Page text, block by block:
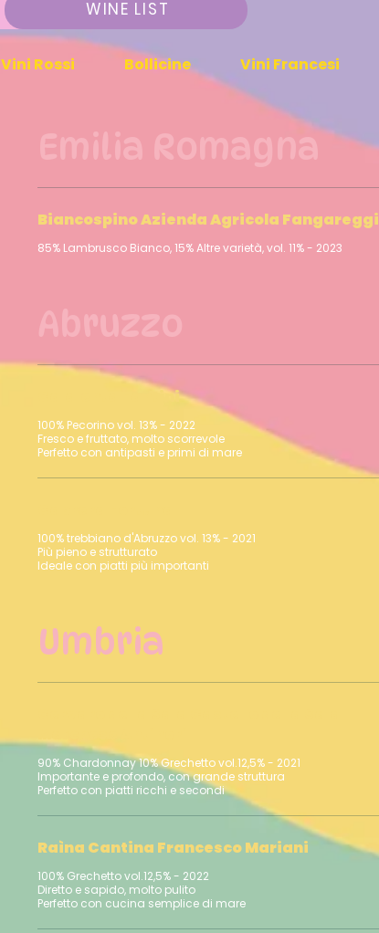
Vini Rossi Bollicine Vini Francesi
Emilia Romagna
Biancospino Azienda Agricola Fangareggi
85% Lambrusco Bianco, 15% Altre varietà, vol. 11% - 2023
Calalenta Fantini
100% Pecorino vol. 13% - 2022
Fresco e fruttato, molto scorrevole
Perfetto con antipasti e primi di mare
100% trebbiano d'Abruzzo vol. 13% - 2021
Più pieno e strutturato
Umbria
90% Chardonnay 10% Grechetto vol.12,5% - 2021
Importante e profondo, con grande struttura
Perfetto con piatti ricchi e secondi
Raìna Cantina Francesco Mariani
100% Grechetto vol.12,5% - 2022
Diretto e sapido, molto pulito
Perfetto con cucina semplice di mare
WINE LIST